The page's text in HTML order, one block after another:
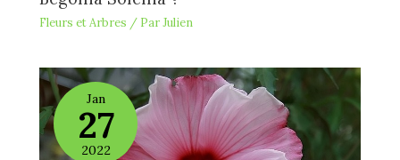
Fleurs et Arbres / ParJulien
Jan
27
2022